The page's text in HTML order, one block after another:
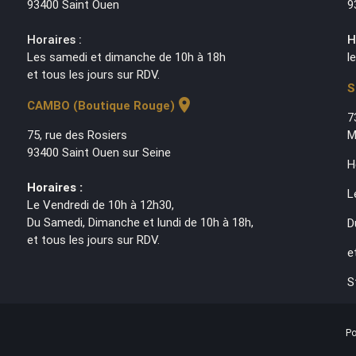
93400 Saint Ouen
Horaires :
Les samedi et dimanche de 10h à 18h
et tous les jours sur RDV.
CAMBO (Boutique Rouge) location_on
75, rue des Rosiers
93400 Saint Ouen sur Seine
Horaires :
Le Vendredi de 10h à 12h30,
Du Samedi, Dimanche et lundi de 10h à 18h,
et tous les jours sur RDV.